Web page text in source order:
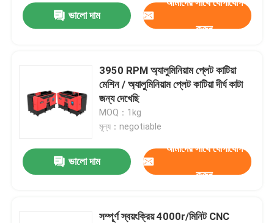
ভালো দাম
করুন
3950 RPM অ্যালুমিনিয়াম প্লেট কাটিয়া
মেশিন / অ্যালুমিনিয়াম প্লেট কাটিয়া দীর্ঘ কাটা
জন্য দেখেছি
MOQ：1kg
মূল্য：negotiable
ভালো দাম
আমাদের সাথে যোগাযোগ
করুন
সম্পূর্ণ স্বয়ংক্রিয় 4000r/মিনিট CNC